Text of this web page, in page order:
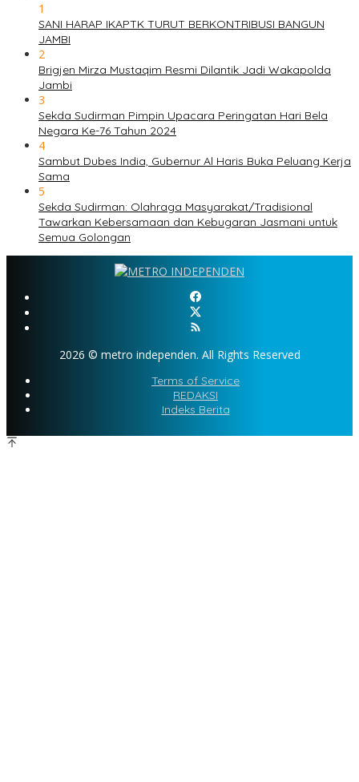
1
SANI HARAP IKAPTK TURUT BERKONTRIBUSI BANGUN
JAMBI
2
Brigjen Mirza Mustaqim Resmi Dilantik Jadi Wakapolda
Jambi
3
Sekda Sudirman Pimpin Upacara Peringatan Hari Bela
Negara Ke-76 Tahun 2024
4
Sambut Dubes India, Gubernur Al Haris Buka Peluang Kerja
Sama
5
Sekda Sudirman: Olahraga Masyarakat/Tradisional
Tawarkan Kebersamaan dan Kebugaran Jasmani untuk
Semua Golongan
2026 © metro independen. All Rights Reserved
Terms of Service
REDAKSI
Indeks Berita